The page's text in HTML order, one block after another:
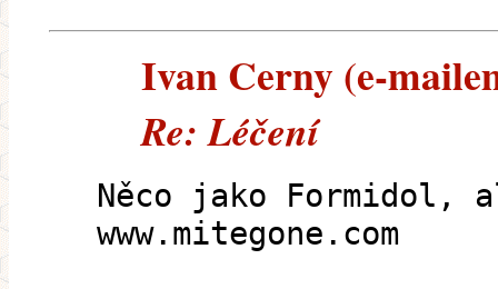
Ivan Cerny (e-
Re: Léčení
Něco jako
www.mitegone.com